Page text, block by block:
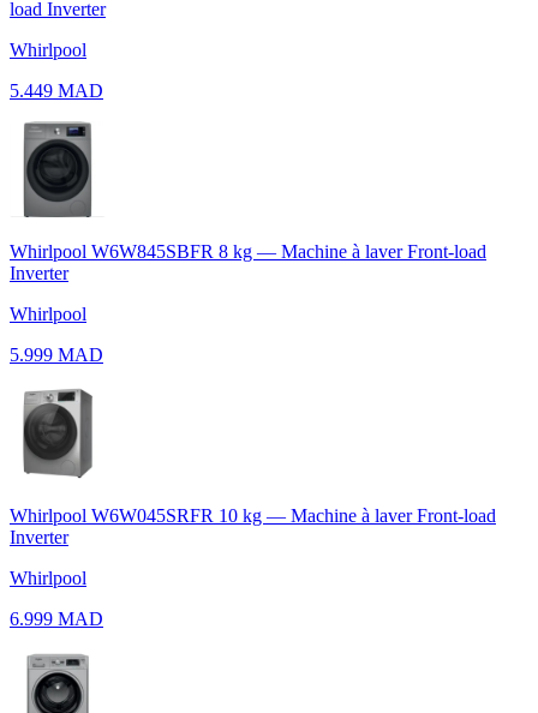
load Inverter
Whirlpool
5.449 MAD
Whirlpool W6W845SBFR 8 kg — Machine à laver Front-load
Inverter
Whirlpool
5.999 MAD
Whirlpool W6W045SRFR 10 kg — Machine à laver Front-load
Inverter
Whirlpool
6.999 MAD